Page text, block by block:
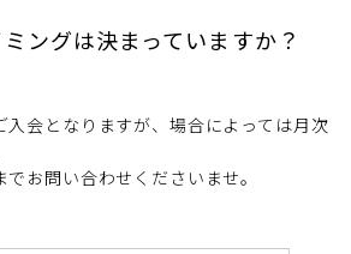
ングは決まっていますか？
入会となりますが、場合によっては月次
お問い合わせくださいませ。